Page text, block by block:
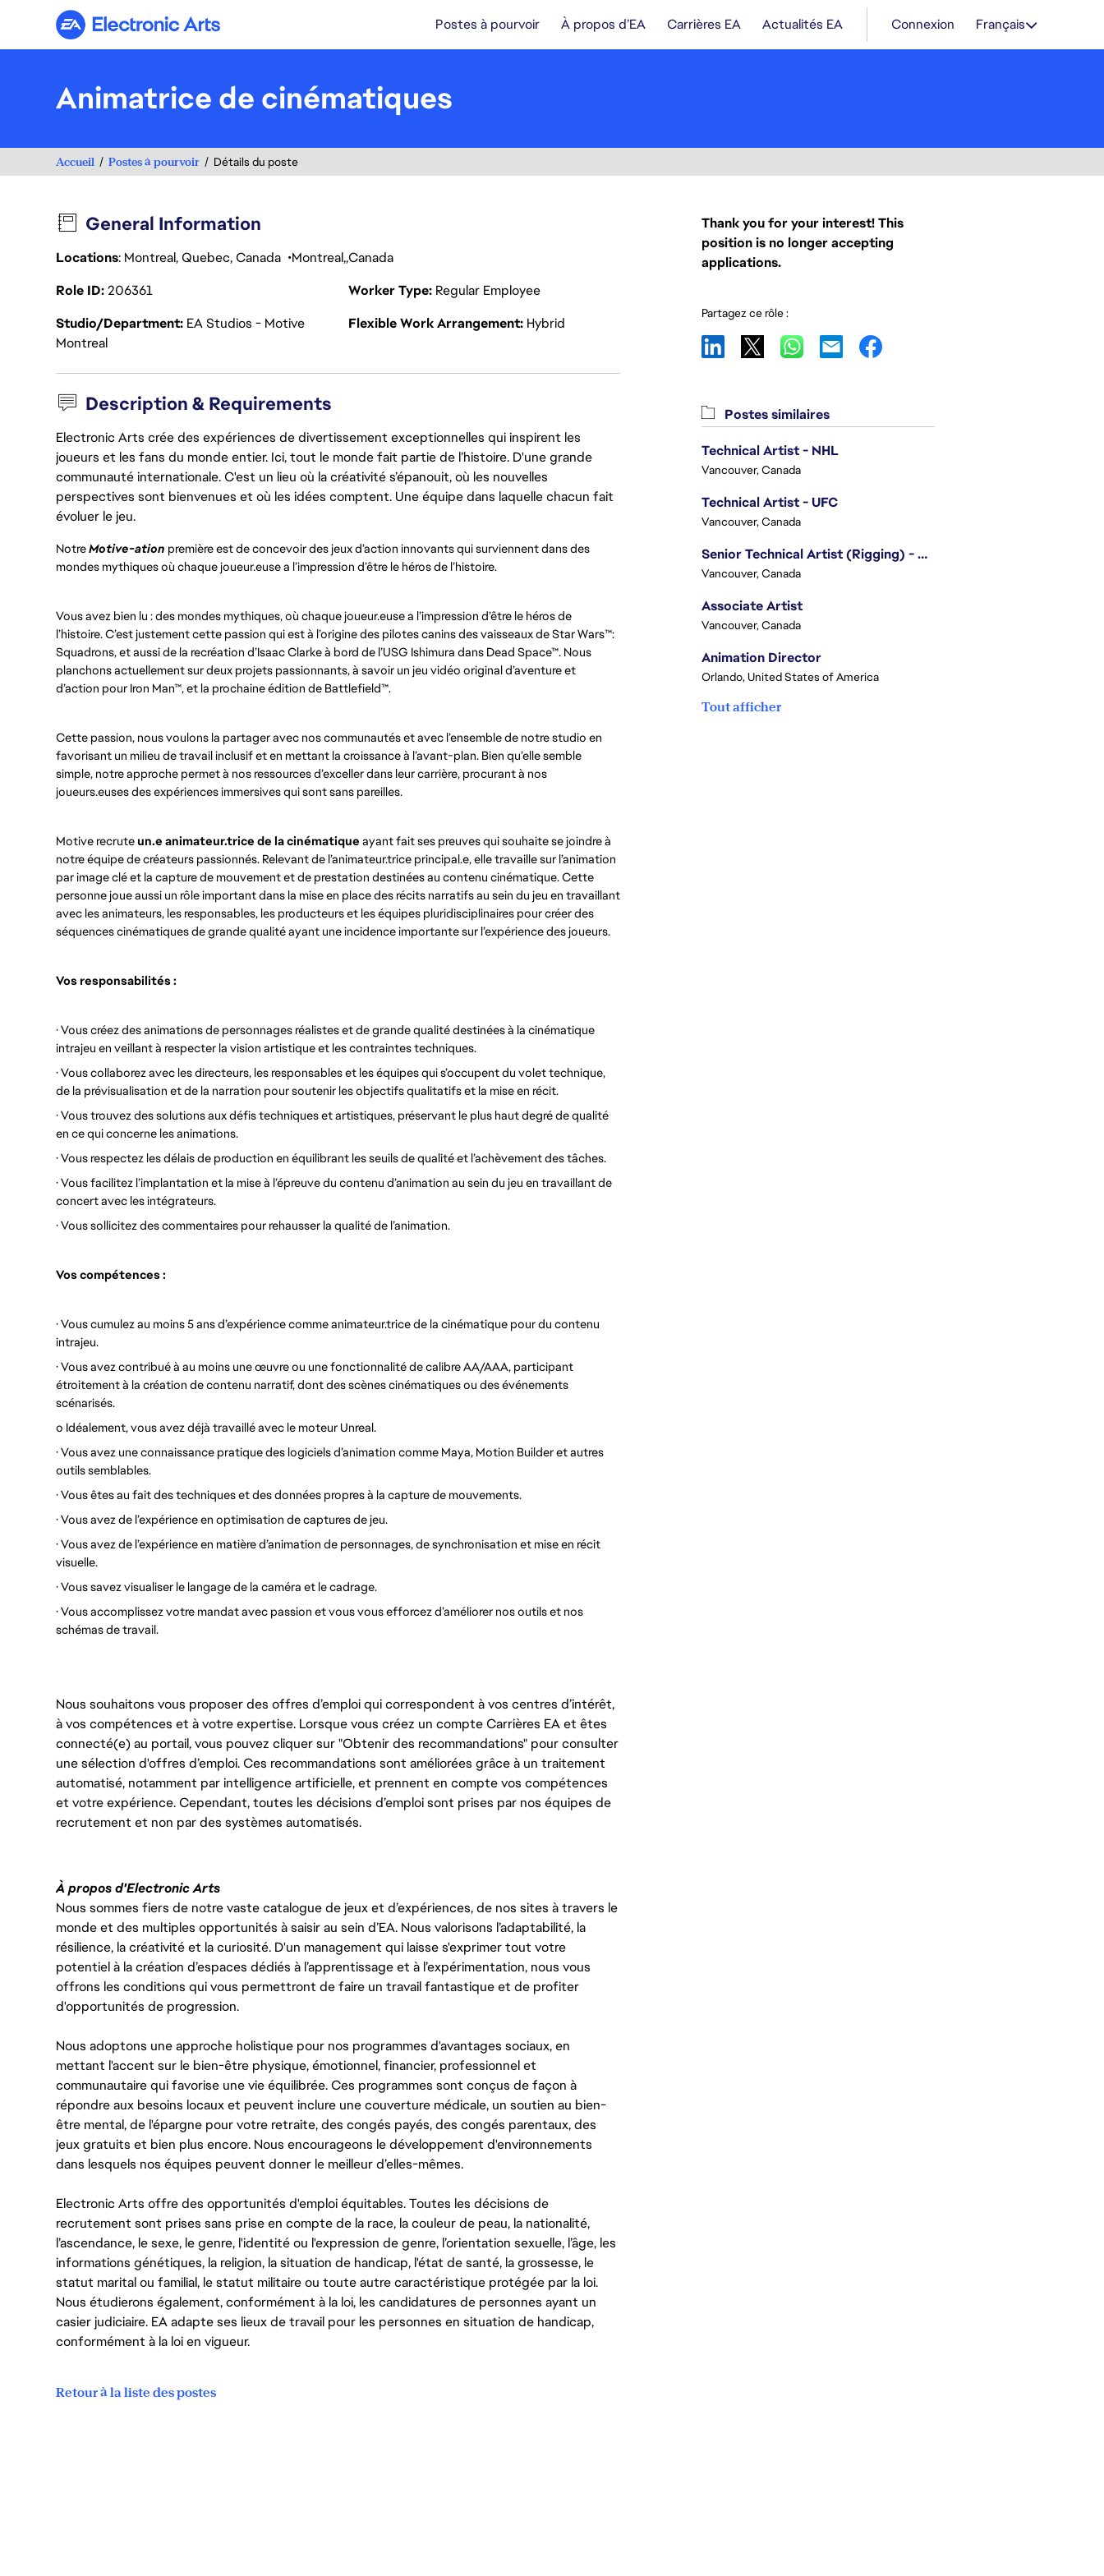
Electronic Arts Postes à pourvoir À propos d’EA Carrières EA Actualités EA Connexion Français
Animatrice de cinématiques
Accueil Postes à pourvoir Détails du poste
General Information
Locations: Montreal, Quebec, Canada Montreal Canada
Role ID206361 Worker Type Regular Employee
Studio/Department EA Studios - Motive
Montreal
Flexible Work Arrangement Hybrid
Description & Requirements
Electronic Arts crée des expériences de divertissement exceptionnelles qui inspirent les
joueurs et les fans du monde entier. Ici, tout le monde fait partie de l’histoire. D'une grande
communauté internationale. C'est un lieu où la créativité s’épanouit, où les nouvelles
perspectives sont bienvenues et où les idées comptent. Une équipe dans laquelle chacun fait
évoluer le jeu.
NotreMotive-ation première est de concevoir des jeux d’action innovants qui surviennent dans des
mondes mythiques où chaque joueur.euse a l’impression d’être le héros de l’histoire.
Vous avez bien lu : des mondes mythiques, où chaque joueur.euse a l’impression d’être le héros de
l’histoire. C’est justement cette passion qui est à l’origine des pilotes canins des vaisseaux de Star Wars™:
Squadrons, et aussi de la recréation d’Isaac Clarke à bord de l’USG Ishimura dans Dead Space™. Nous
planchons actuellement sur deux projets passionnants, à savoir un jeu vidéo original d’aventure et
d’action pour Iron Man™, et la prochaine édition de Battlefield™.
Cette passion, nous voulons la partager avec nos communautés et avec l’ensemble de notre studio en
favorisant un milieu de travail inclusif et en mettant la croissance à l’avant-plan. Bien qu’elle semble
simple, notre approche permet à nos ressources d’exceller dans leur carrière, procurant à nos
joueurs.euses des expériences immersives qui sont sans pareilles.
Motive recrute un.e animateur.trice de la cinématique ayant fait ses preuves qui souhaite se joindre à
notre équipe de créateurs passionnés. Relevant de l’animateur.trice principal.e, elle travaille sur l’animation
par image clé et la capture de mouvement et de prestation destinées au contenu cinématique. Cette
personne joue aussi un rôle important dans la mise en place des récits narratifs au sein du jeu en travaillant
avec les animateurs, les responsables, les producteurs et les équipes pluridisciplinaires pour créer des
séquences cinématiques de grande qualité ayant une incidence importante sur l’expérience des joueurs.
Vos responsabilités :
· Vous créez des animations de personnages réalistes et de grande qualité destinées à la cinématique
intrajeu en veillant à respecter la vision artistique et les contraintes techniques.
· Vous collaborez avec les directeurs, les responsables et les équipes qui s’occupent du volet technique,
de la prévisualisation et de la narration pour soutenir les objectifs qualitatifs et la mise en récit.
· Vous trouvez des solutions aux défis techniques et artistiques, préservant le plus haut degré de qualité
en ce qui concerne les animations.
· Vous respectez les délais de production en équilibrant les seuils de qualité et l’achèvement des tâches.
· Vous facilitez l’implantation et la mise à l’épreuve du contenu d’animation au sein du jeu en travaillant de
concert avec les intégrateurs.
· Vous sollicitez des commentaires pour rehausser la qualité de l’animation.
Vos compétences :
· Vous cumulez au moins 5 ans d’expérience comme animateur.trice de la cinématique pour du contenu
intrajeu.
· Vous avez contribué à au moins une œuvre ou une fonctionnalité de calibre AA/AAA, participant
étroitement à la création de contenu narratif, dont des scènes cinématiques ou des événements
scénarisés.
o Idéalement, vous avez déjà travaillé avec le moteur Unreal.
· Vous avez une connaissance pratique des logiciels d’animation comme Maya, Motion Builder et autres
outils semblables.
· Vous êtes au fait des techniques et des données propres à la capture de mouvements.
· Vous avez de l’expérience en optimisation de captures de jeu.
· Vous avez de l’expérience en matière d’animation de personnages, de synchronisation et mise en récit
visuelle.
· Vous savez visualiser le langage de la caméra et le cadrage.
· Vous accomplissez votre mandat avec passion et vous vous efforcez d’améliorer nos outils et nos
schémas de travail.
Nous souhaitons vous proposer des offres d’emploi qui correspondent à vos centres d’intérêt,
à vos compétences et à votre expertise. Lorsque vous créez un compte Carrières EA et êtes
connecté(e) au portail, vous pouvez cliquer sur "Obtenir des recommandations" pour consulter
une sélection d'offres d’emploi. Ces recommandations sont améliorées grâce à un traitement
automatisé, notamment par intelligence artificielle, et prennent en compte vos compétences
et votre expérience. Cependant, toutes les décisions d’emploi sont prises par nos équipes de
recrutement et non par des systèmes automatisés.
À propos d'Electronic Arts
Nous sommes fiers de notre vaste catalogue de jeux et d’expériences, de nos sites à travers le
monde et des multiples opportunités à saisir au sein d’EA. Nous valorisons l’adaptabilité, la
résilience, la créativité et la curiosité. D'un management qui laisse s'exprimer tout votre
potentiel à la création d’espaces dédiés à l’apprentissage et à l’expérimentation, nous vous
offrons les conditions qui vous permettront de faire un travail fantastique et de profiter
d'opportunités de progression.
Nous adoptons une approche holistique pour nos programmes d'avantages sociaux, en
mettant l'accent sur le bien-être physique, émotionnel, financier, professionnel et
communautaire qui favorise une vie équilibrée. Ces programmes sont conçus de façon à
répondre aux besoins locaux et peuvent inclure une couverture médicale, un soutien au bien-
être mental, de l'épargne pour votre retraite, des congés payés, des congés parentaux, des
jeux gratuits et bien plus encore. Nous encourageons le développement d'environnements
dans lesquels nos équipes peuvent donner le meilleur d’elles-mêmes.
Electronic Arts offre des opportunités d'emploi équitables. Toutes les décisions de
recrutement sont prises sans prise en compte de la race, la couleur de peau, la nationalité,
l’ascendance, le sexe, le genre, l'identité ou l'expression de genre, l’orientation sexuelle, l’âge, les
informations génétiques, la religion, la situation de handicap, l'état de santé, la grossesse, le
statut marital ou familial, le statut militaire ou toute autre caractéristique protégée par la loi.
Nous étudierons également, conformément à la loi, les candidatures de personnes ayant un
casier judiciaire. EA adapte ses lieux de travail pour les personnes en situation de handicap,
conformément à la loi en vigueur.
Retour à la liste des postes
Thank you for your interest! This
position is no longer accepting
applications.
Partagez ce rôle :
Postes similaires
Technical Artist - NHL
Vancouver, Canada
Technical Artist - UFC
Vancouver, Canada
Senior Technical Artist (Rigging) - EA SPORTS Technology
Vancouver, Canada
Associate Artist
Vancouver, Canada
Animation Director
Orlando, United States of America
Tout afficher